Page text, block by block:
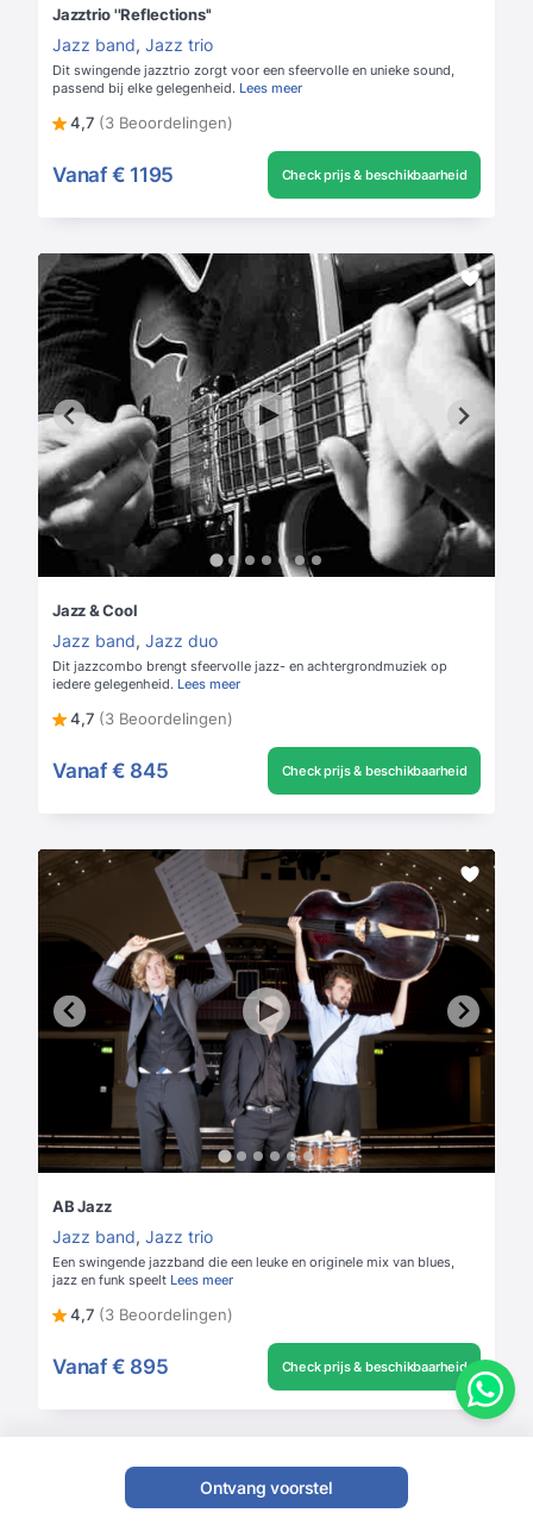
Jazztrio ''Reflections''
Jazz band, Jazz trio
Dit swingende jazztrio zorgt voor een sfeervolle en unieke sound,
passend bij elke gelegenheid. Lees meer
4,7 (3 Beoordelingen)
Vanaf € 1195 Check prijs & beschikbaarheid
Jazz & Cool
Jazz band, Jazz duo
Dit jazzcombo brengt sfeervolle jazz- en achtergrondmuziek op
iedere gelegenheid. Lees meer
4,7 (3 Beoordelingen)
Vanaf € 845 Check prijs & beschikbaarheid
AB Jazz
Jazz band, Jazz trio
Een swingende jazzband die een leuke en originele mix van blues,
jazz en funk speelt Lees meer
4,7 (3 Beoordelingen)
Vanaf € 895 Check prijs & beschikbaarheid
Ontvang voorstel